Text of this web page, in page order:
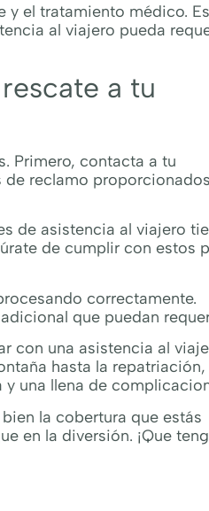
y el tratamiento médico.
al viajero pueda
a tu
Primero, contacta a tu
reclamo
de asistencia al viajero
de cumplir con estos
correctamente.
que puedan
con una asistencia al
hasta la repatriación,
y una llena de
la cobertura que estás
en la diversión. ¡Que